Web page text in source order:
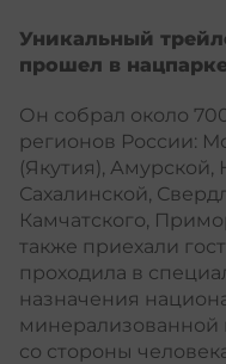
Уникальный
прошел в
Он собрал около
регионов России:
(Якутия),
Сахалинской,
Камчатского,
также приехали
проходила в
назначения
минерализованной
со стороны